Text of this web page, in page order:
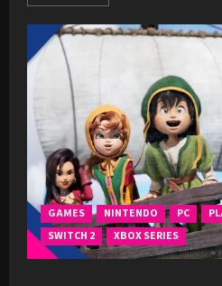
GAMES NINTENDO PC
SWITCH 2
XBOX SERIES